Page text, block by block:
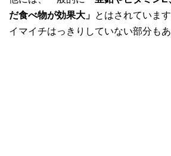
だ食べ物が効果大」 とはされていま
イマイチはっきりしていない部分もあ